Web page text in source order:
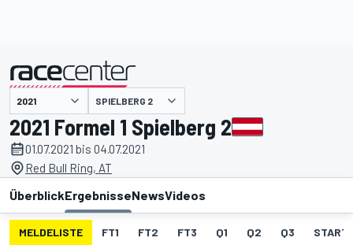
SPIELBERG 2
2021 Formel 1 Spielberg 2
01.07.2021 bis 04.07.2021
Red Bull Ring, AT
ÜberblickErgebnisseNewsVideos
MELDELISTE FT1 FT2 FT3 Q1 Q2 Q3